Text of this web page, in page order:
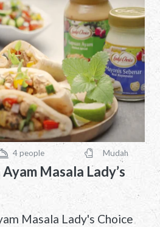
Masala Lady’s
Masala Lady's Choice
Servings
4people Difficulty
Mudah